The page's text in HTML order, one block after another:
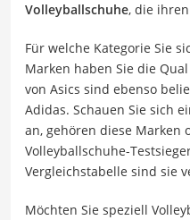
Volleyballschuhe, die
Für welche Kategorie Sie
Marken haben Sie die
von Asics sind ebenso
Adidas. Schauen Sie sich
an, gehören diese Marken
Volleyballschuhe-
Vergleichstabelle sind sie
Möchten Sie speziell